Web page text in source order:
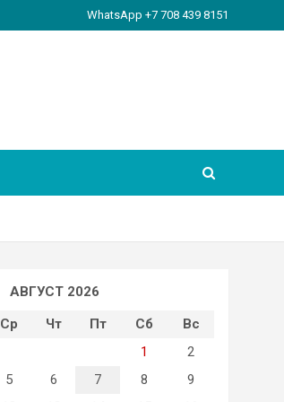
WhatsApp +7 708 439 8151
АВГУСТ 2026
Ср Чт Пт Сб
Вс
1
2
5 6 7 8
9